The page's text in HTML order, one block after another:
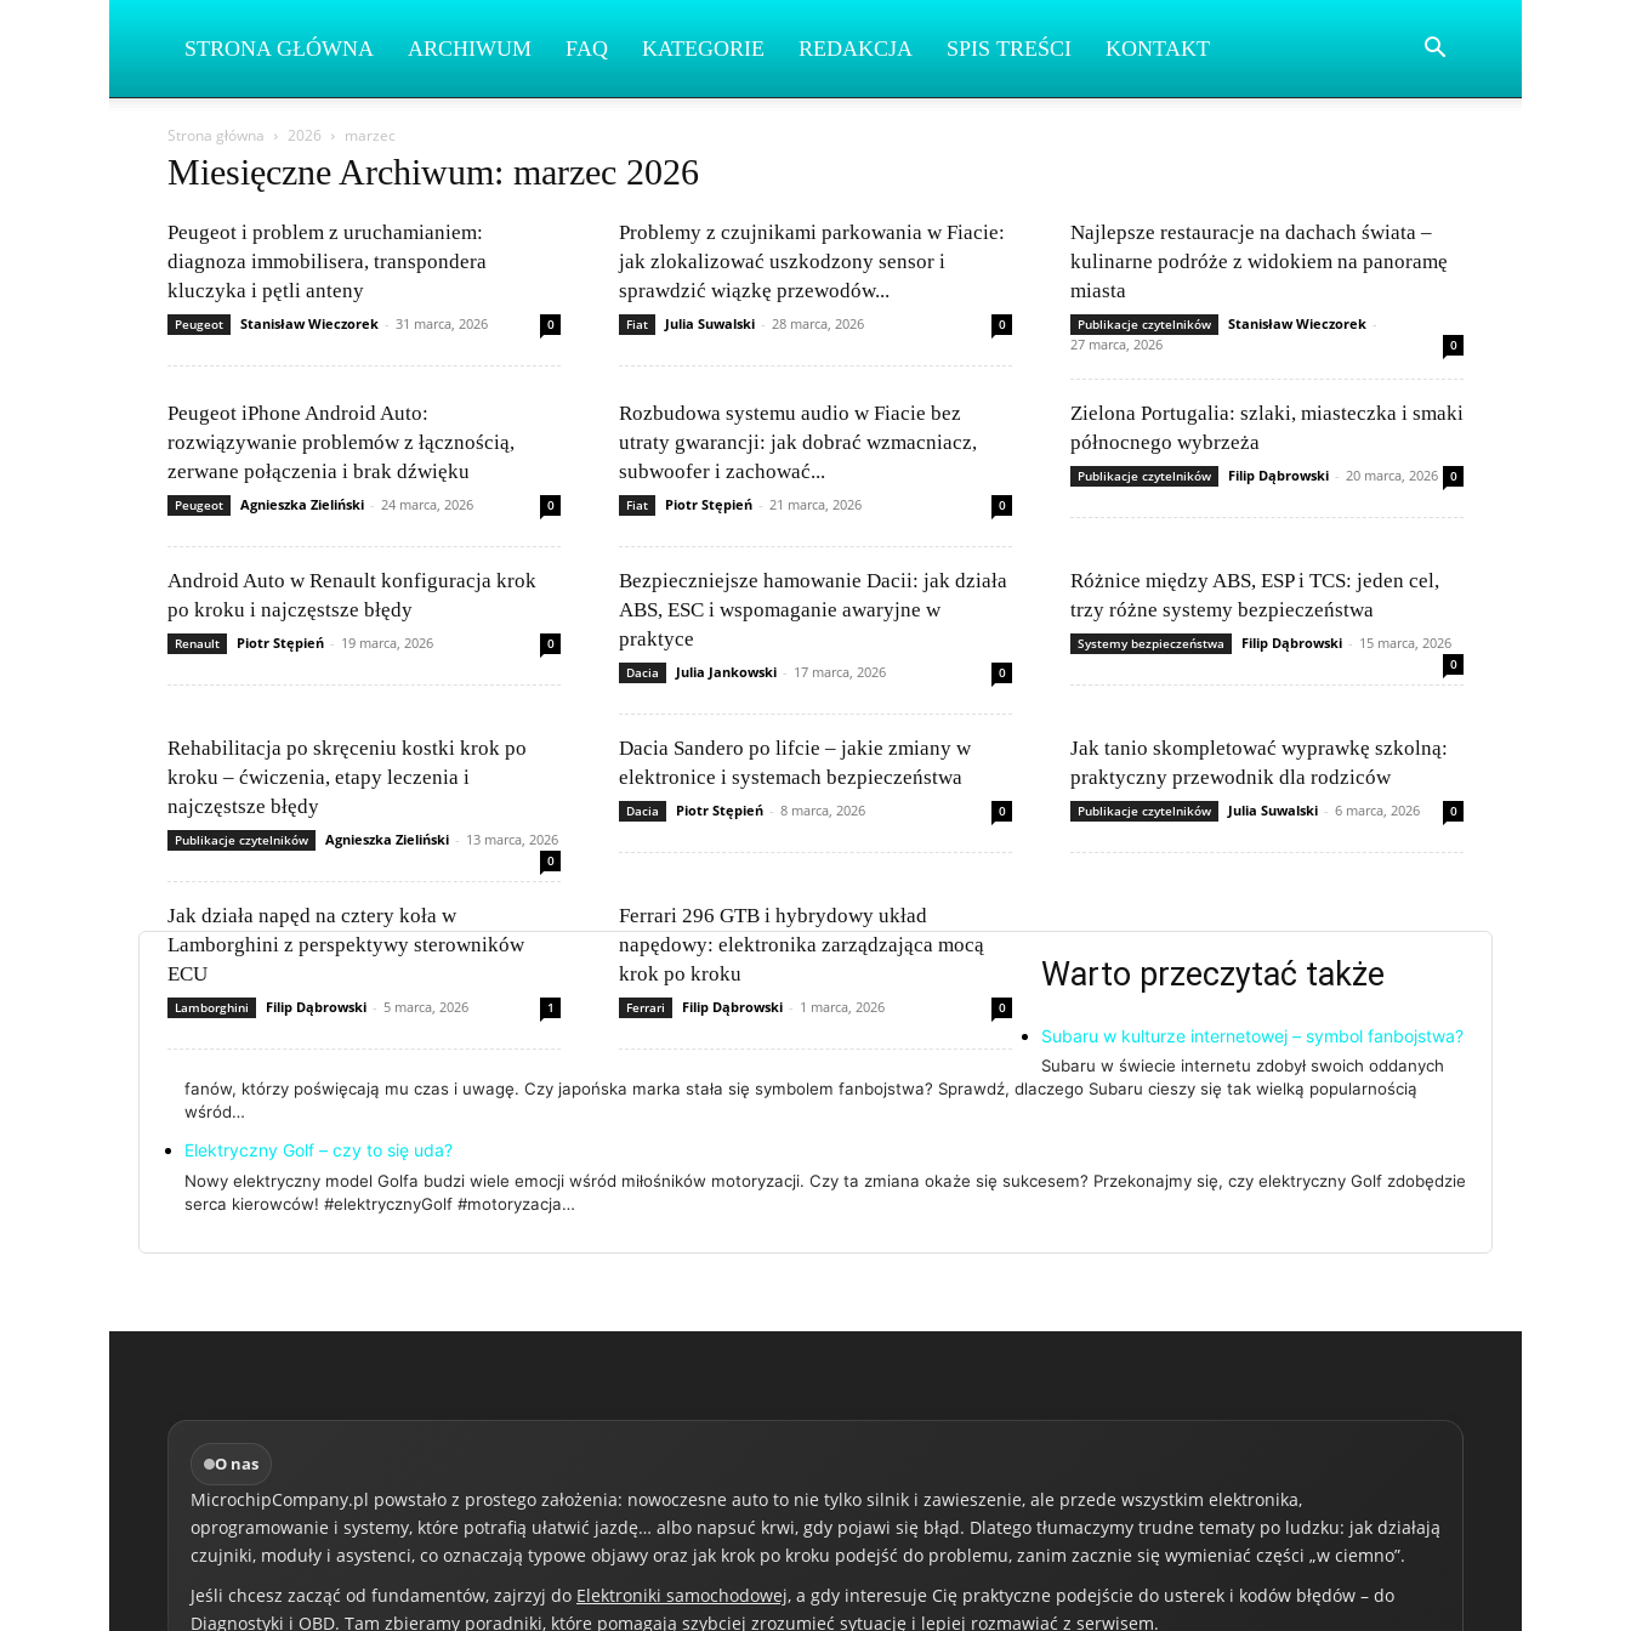
STRONA GŁÓWNA ARCHIWUM FAQ KATEGORIE REDAKCJA SPIS TREŚCI KONTAKT
Strona główna 2026 marzec
Miesięczne Archiwum: marzec 2026
Peugeot i problem z uruchamianiem:
diagnoza immobilisera, transpondera
kluczyka i pętli anteny
Peugeot Stanisław Wieczorek - 31 marca, 2026 0
Problemy z czujnikami parkowania w Fiacie:
jak zlokalizować uszkodzony sensor i
sprawdzić wiązkę przewodów...
Fiat Julia Suwalski - 28 marca, 2026 0
Najlepsze restauracje na dachach świata –
kulinarne podróże z widokiem na panoramę
miasta
Publikacje czytelników Stanisław Wieczorek -
27 marca, 2026
0
Peugeot iPhone Android Auto:
rozwiązywanie problemów z łącznością,
zerwane połączenia i brak dźwięku
Peugeot Agnieszka Zieliński - 24 marca, 2026 0
Rozbudowa systemu audio w Fiacie bez
utraty gwarancji: jak dobrać wzmacniacz,
subwoofer i zachować...
Fiat Piotr Stępień - 21 marca, 2026 0
Zielona Portugalia: szlaki, miasteczka i smaki
północnego wybrzeża
Publikacje czytelników Filip Dąbrowski - 20 marca, 2026 0
Android Auto w Renault konfiguracja krok
po kroku i najczęstsze błędy
Renault Piotr Stępień - 19 marca, 2026 0
Bezpieczniejsze hamowanie Dacii: jak działa
ABS, ESC i wspomaganie awaryjne w
praktyce
Dacia Julia Jankowski - 17 marca, 2026 0
Różnice między ABS, ESP i TCS: jeden cel,
trzy różne systemy bezpieczeństwa
Systemy bezpieczeństwa Filip Dąbrowski - 15 marca, 2026
0
Rehabilitacja po skręceniu kostki krok po
kroku – ćwiczenia, etapy leczenia i
najczęstsze błędy
Publikacje czytelników Agnieszka Zieliński - 13 marca, 2026
0
Dacia Sandero po lifcie – jakie zmiany w
elektronice i systemach bezpieczeństwa
Dacia Piotr Stępień - 8 marca, 2026 0
Jak tanio skompletować wyprawkę szkolną:
praktyczny przewodnik dla rodziców
Publikacje czytelników Julia Suwalski - 6 marca, 2026 0
Jak działa napęd na cztery koła w
Lamborghini z perspektywy sterowników
ECU
Lamborghini Filip Dąbrowski - 5 marca, 2026 1
Ferrari 296 GTB i hybrydowy układ
napędowy: elektronika zarządzająca mocą
krok po kroku
Ferrari Filip Dąbrowski - 1 marca, 2026 0
Warto przeczytać także
Subaru w kulturze internetowej – symbol fanbojstwa?
Subaru w świecie internetu zdobył swoich oddanych
fanów, którzy poświęcają mu czas i uwagę. Czy japońska marka stała się symbolem fanbojstwa? Sprawdź, dlaczego Subaru cieszy się tak wielką popularnością
wśród…
Elektryczny Golf – czy to się uda?
Nowy elektryczny model Golfa budzi wiele emocji wśród miłośników motoryzacji. Czy ta zmiana okaże się sukcesem? Przekonajmy się, czy elektryczny Golf zdobędzie
serca kierowców! #elektrycznyGolf #motoryzacja…
O nas
MicrochipCompany.pl powstało z prostego założenia: nowoczesne auto to nie tylko silnik i zawieszenie, ale przede wszystkim elektronika,
oprogramowanie i systemy, które potrafią ułatwić jazdę… albo napsuć krwi, gdy pojawi się błąd. Dlatego tłumaczymy trudne tematy po ludzku: jak działają
czujniki, moduły i asystenci, co oznaczają typowe objawy oraz jak krok po kroku podejść do problemu, zanim zacznie się wymieniać części „w ciemno”.
Jeśli chcesz zacząć od fundamentów, zajrzyj do Elektroniki samochodowej, a gdy interesuje Cię praktyczne podejście do usterek i kodów błędów – do
Diagnostyki i OBD. Tam zbieramy poradniki, które pomagają szybciej zrozumieć sytuację i lepiej rozmawiać z serwisem.